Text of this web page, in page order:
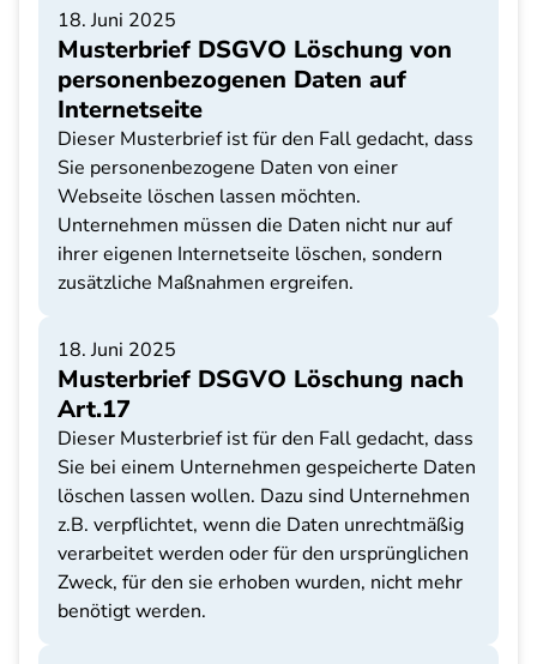
18. Juni 2025
Musterbrief DSGVO Löschung von
personenbezogenen Daten auf
Internetseite
Dieser Musterbrief ist für den Fall gedacht, dass
Sie personenbezogene Daten von einer
Webseite löschen lassen möchten.
Unternehmen müssen die Daten nicht nur auf
ihrer eigenen Internetseite löschen, sondern
zusätzliche Maßnahmen ergreifen.
18. Juni 2025
Musterbrief DSGVO Löschung nach
Art.17
Dieser Musterbrief ist für den Fall gedacht, dass
Sie bei einem Unternehmen gespeicherte Daten
löschen lassen wollen. Dazu sind Unternehmen
z.B. verpflichtet, wenn die Daten unrechtmäßig
verarbeitet werden oder für den ursprünglichen
Zweck, für den sie erhoben wurden, nicht mehr
benötigt werden.